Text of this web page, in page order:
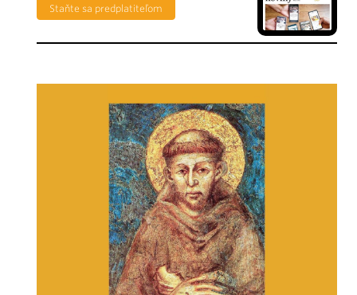
Staňte sa predplatiteľom